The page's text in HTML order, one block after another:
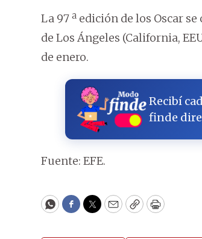
La 97 ª edición de los Oscar
de Los Ángeles (California,
de enero.
Recibí
finde
Fuente: EFE.
WhatsApp
Facebook
Twitter
EmailCopyPrint